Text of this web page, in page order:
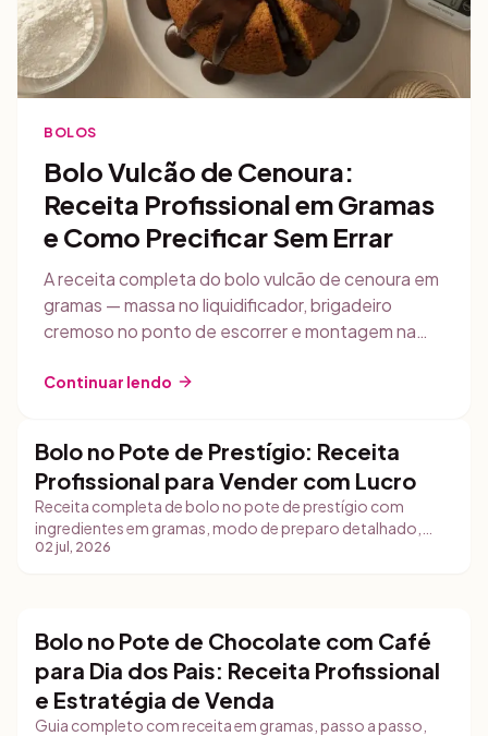
BOLOS
Bolo Vulcão de Cenoura:
Receita Profissional em Gramas
e Como Precificar Sem Errar
A receita completa do bolo vulcão de cenoura em
gramas — massa no liquidificador, brigadeiro
cremoso no ponto de escorrer e montagem na
de custo que a maioria das confeiteiras ignora:
parece e por que a sobra da base precisa entrar
na conta.
Continuar lendo
Bolos
Bolo no Pote de Prestígio: Receita
Profissional para Vender com Lucro
Receita completa de bolo no pote de prestígio com
ingredientes em gramas, modo de preparo detalhado,
dicas de conservação e estratégia de vendas para
02 jul, 2026
Bolos
Bolo no Pote de Chocolate com Café
para Dia dos Pais: Receita Profissional
e Estratégia de Venda
Guia completo com receita em gramas, passo a passo,